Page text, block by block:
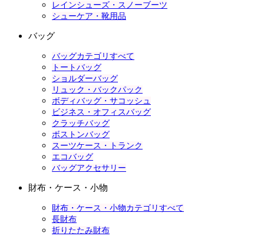
レインシューズ・スノーブーツ
シューケア・靴用品
バッグ
バッグカテゴリすべて
トートバッグ
ショルダーバッグ
リュック・バックパック
ボディバッグ・サコッシュ
ビジネス・オフィスバッグ
クラッチバッグ
ボストンバッグ
スーツケース・トランク
エコバッグ
バッグアクセサリー
財布・ケース・小物
財布・ケース・小物カテゴリすべて
長財布
折りたたみ財布